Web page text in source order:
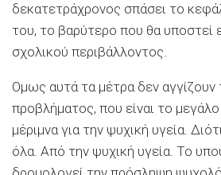
δεκατετράχρονος σπάσει το
του, το βαρύτερο που θα υποστεί
σχολικού περιβάλλοντος.
Ομως αυτά τα μέτρα δεν αγγίζουν
προβλήματος, που είναι το
μέριμνα για την ψυχική υγεία.
όλα. Από την ψυχική υγεία. Το